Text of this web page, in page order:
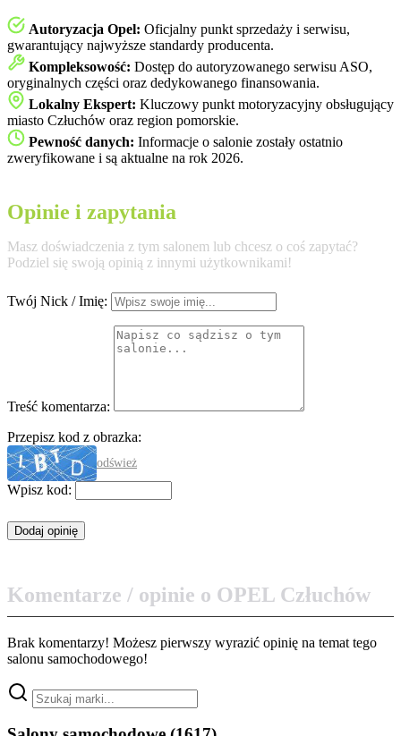
Autoryzacja Opel: Oficjalny punkt sprzedaży i serwisu,
gwarantujący najwyższe standardy producenta.
Kompleksowość: Dostęp do autoryzowanego serwisu ASO,
oryginalnych części oraz dedykowanego finansowania.
Lokalny Ekspert: Kluczowy punkt motoryzacyjny obsługujący
miasto Człuchów oraz region pomorskie.
Pewność danych: Informacje o salonie zostały ostatnio
zweryfikowane i są aktualne na rok 2026.
Opinie i zapytania
Masz doświadczenia z tym salonem lub chcesz o coś zapytać?
Podziel się swoją opinią z innymi użytkownikami!
Twój Nick / Imię:
Treść komentarza:
Przepisz kod z obrazka:
odśwież
Wpisz kod:
Komentarze / opinie o OPEL Człuchów
Brak komentarzy! Możesz pierwszy wyrazić opinię na temat tego
salonu samochodowego!